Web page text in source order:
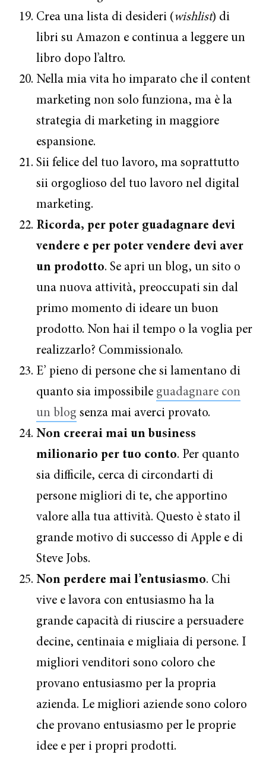
Crea una lista di desideri (wishlist) di
libri su Amazon e continua a leggere un
libro dopo l’altro.
Nella mia vita ho imparato che il content
marketing non solo funziona, ma è la
strategia di marketing in maggiore
espansione.
Sii felice del tuo lavoro, ma soprattutto
sii orgoglioso del tuo lavoro nel digital
marketing.
Ricorda, per poter guadagnare devi
vendere e per poter vendere devi aver
un prodotto. Se apri un blog, un sito o
una nuova attività, preoccupati sin dal
primo momento di ideare un buon
prodotto. Non hai il tempo o la voglia per
realizzarlo? Commissionalo.
E’ pieno di persone che si lamentano di
quanto sia impossibile guadagnare con
un blog senza mai averci provato.
Non creerai mai un business
milionario per tuo conto. Per quanto
sia difficile, cerca di circondarti di
persone migliori di te, che apportino
valore alla tua attività. Questo è stato il
grande motivo di successo di Apple e di
Steve Jobs.
Non perdere mai l’entusiasmo. Chi
vive e lavora con entusiasmo ha la
grande capacità di riuscire a persuadere
decine, centinaia e migliaia di persone. I
migliori venditori sono coloro che
provano entusiasmo per la propria
azienda. Le migliori aziende sono coloro
che provano entusiasmo per le proprie
idee e per i propri prodotti.